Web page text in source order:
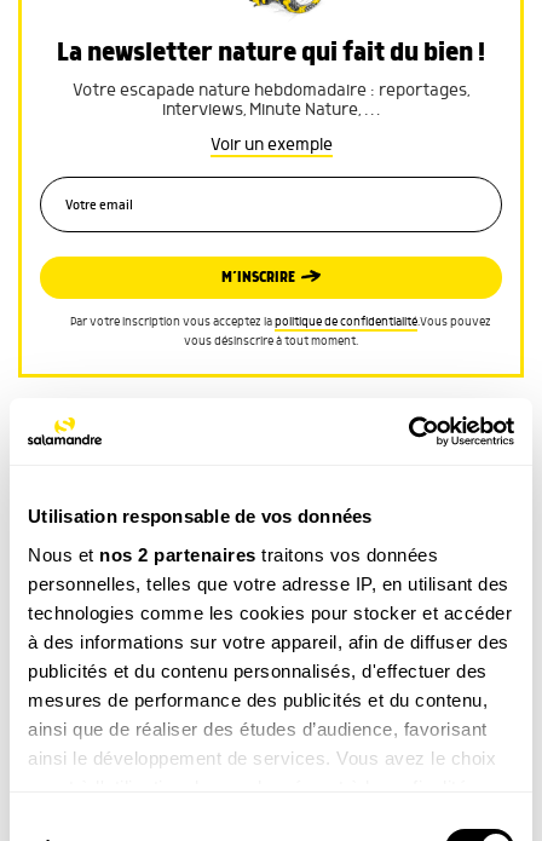
Utilisation responsable de vos données
Nous et nos 2 partenaires traitons vos données
personnelles, telles que votre adresse IP, en utilisant des
technologies comme les cookies pour stocker et accéder
à des informations sur votre appareil, afin de diffuser des
publicités et du contenu personnalisés, d'effectuer des
mesures de performance des publicités et du contenu,
ainsi que de réaliser des études d’audience, favorisant
ainsi le développement de services. Vous avez le choix
La newsletter nature qui fait du bien !
Votre escapade nature hebdomadaire : reportages,
interviews, Minute Nature, …
Voir un exemple
M’INSCRIRE
Par votre inscription vous acceptez lapolitique de confidentialité.Vous pouvez
vous désinscrire à tout moment.
CATÉGORIE
CECI N’EST PAS
TAGS
Insecte
Ces produits pourraient vous